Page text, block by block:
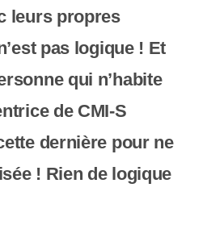
leurs propres
pas logique ! Et
qui n’habite
de CMI-S
dernière pour ne
! Rien de logique